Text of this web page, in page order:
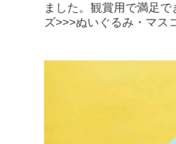
ました。観賞用で満足
ズ>>>ぬいぐるみ・マス